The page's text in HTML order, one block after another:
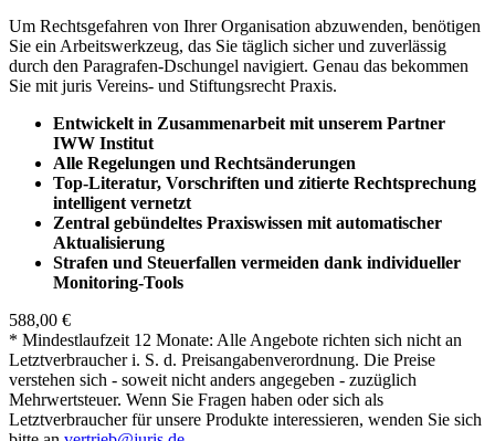
Um Rechtsgefahren von Ihrer Organisation abzuwenden, benötigen
Sie ein Arbeitswerkzeug, das Sie täglich sicher und zuverlässig
durch den Paragrafen-Dschungel navigiert. Genau das bekommen
Sie mit juris Vereins- und Stiftungsrecht Praxis.
Entwickelt in Zusammenarbeit mit unserem Partner
IWW Institut
Alle Regelungen und Rechtsänderungen
Top-Literatur, Vorschriften und zitierte Rechtsprechung
intelligent vernetzt
Zentral gebündeltes Praxiswissen mit automatischer
Aktualisierung
Strafen und Steuerfallen vermeiden dank individueller
Monitoring-Tools
588,00 €
* Mindestlaufzeit 12 Monate: Alle Angebote richten sich nicht an
Letztverbraucher i. S. d. Preisangabenverordnung. Die Preise
verstehen sich - soweit nicht anders angegeben - zuzüglich
Mehrwertsteuer. Wenn Sie Fragen haben oder sich als
Letztverbraucher für unsere Produkte interessieren, wenden Sie sich